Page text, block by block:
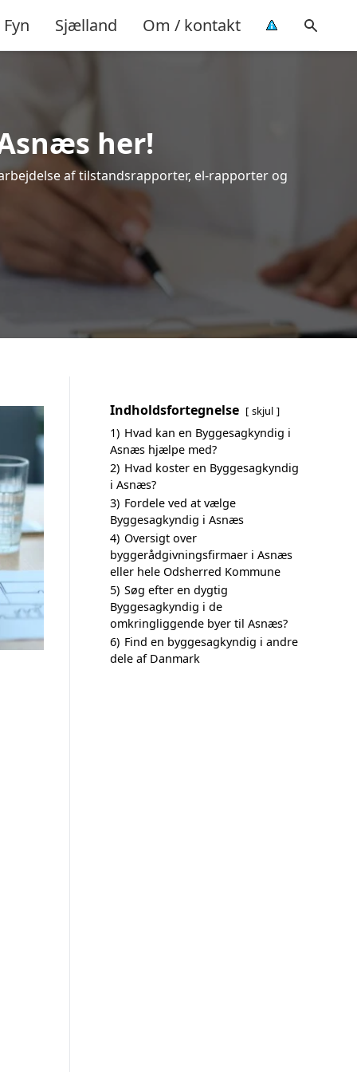
Fyn Sjælland Om / kontakt
her!
af tilstandsrapporter, el-rapporter og
Indholdsfortegnelse skjul
1) Hvad kan en Byggesagkyndig i
Asnæs hjælpe med?
2) Hvad koster en Byggesagkyndig
i Asnæs?
3) Fordele ved at vælge
Byggesagkyndig i Asnæs
4) Oversigt over
byggerådgivningsfirmaer i Asnæs
eller hele Odsherred Kommune
5) Søg efter en dygtig
Byggesagkyndig i de
omkringliggende byer til Asnæs?
6) Find en byggesagkyndig i andre
dele af Danmark